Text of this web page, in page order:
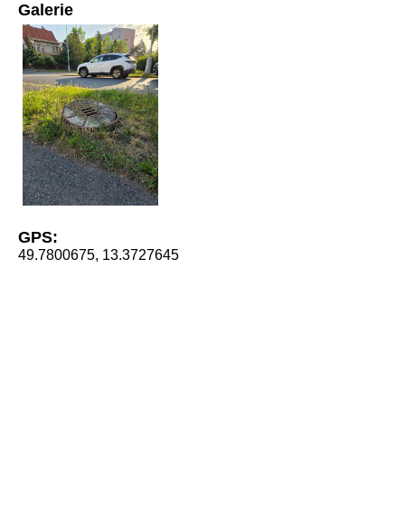
Galerie
GPS:
49.7800675, 13.3727645